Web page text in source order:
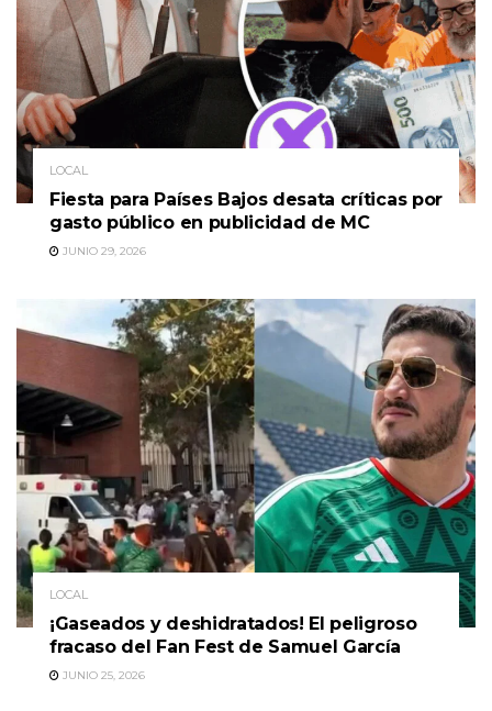
LOCAL
Fiesta para Países Bajos desata críticas por
gasto público en publicidad de MC
JUNIO 29, 2026
LOCAL
¡Gaseados y deshidratados! El peligroso
fracaso del Fan Fest de Samuel García
JUNIO 25, 2026